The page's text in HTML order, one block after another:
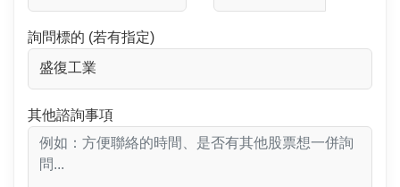
詢問標的 (若有指定)
其他諮詢事項